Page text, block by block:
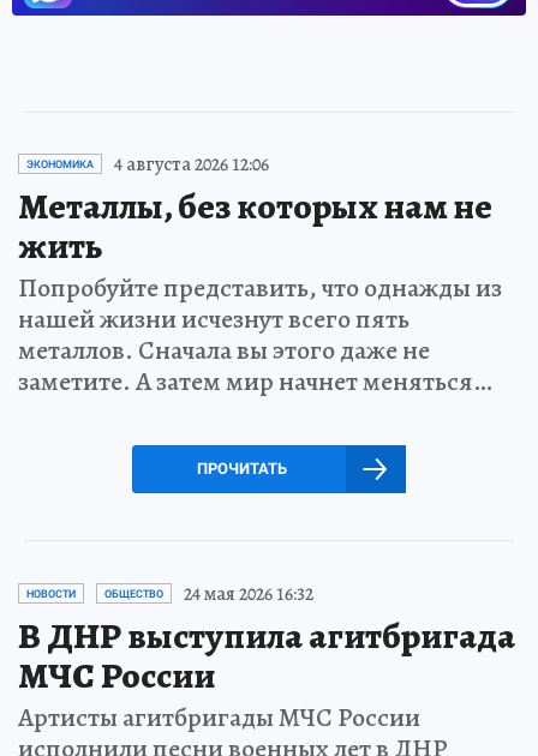
ЭКОНОМИКА 4 августа 2026 12:06
Металлы, без которых нам не
жить
Попробуйте представить, что однажды из
нашей жизни исчезнут всего пять
металлов. Сначала вы этого даже не
заметите. А затем мир начнет меняться…
ПРОЧИТАТЬ
НОВОСТИ ОБЩЕСТВО 24 мая 2026 16:32
В ДНР выступила агитбригада
МЧС России
Артисты агитбригады МЧС России
исполнили песни военных лет в ДНР